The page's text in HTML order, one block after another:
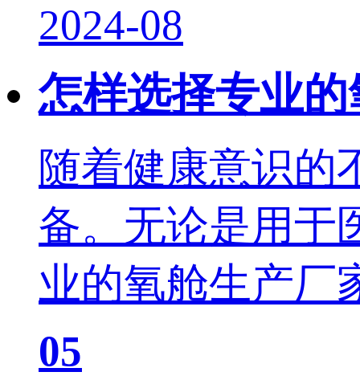
2024-08
怎样选择专业
随着健康意识的
备。无论是用于
业的氧舱生产厂
05